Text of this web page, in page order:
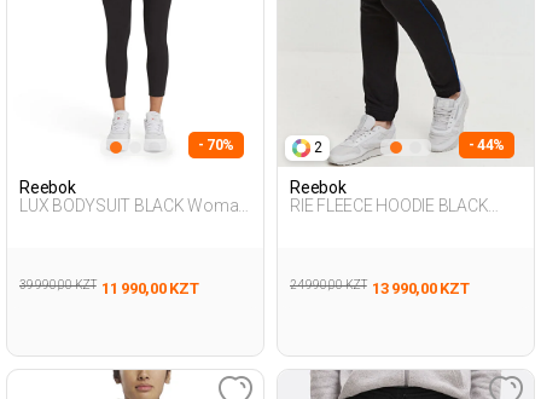
- 70%
Reebok
LUX BODYSUIT BLACK Woman
39 990,00 KZT 11 990,00 KZT
2 - 44%
Reebok
RIE FLEECE HOODIE BLACK
24 990,00 KZT 13 990,00 KZT